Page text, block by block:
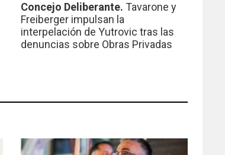
Concejo Deliberante. Tavarone y
Freiberger impulsan la
interpelación de Yutrovic tras las
denuncias sobre Obras Privadas